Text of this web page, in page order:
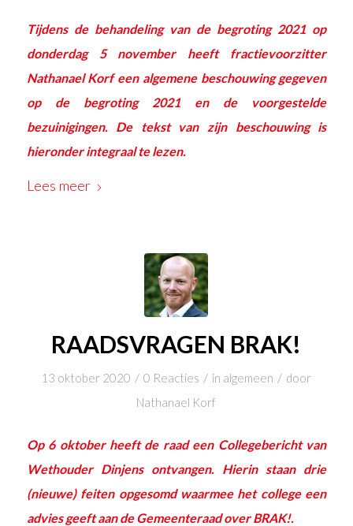
Tijdens de behandeling van de begroting 2021 op
donderdag 5 november heeft fractievoorzitter
Nathanael Korf een algemene beschouwing gegeven
op de begroting 2021 en de voorgestelde
bezuinigingen. De tekst van zijn beschouwing is
hieronder integraal te lezen.
Lees meer
RAADSVRAGEN BRAK!
13 oktober 2020 / 0 Reacties / in algemeen / door
Nathanael Korf
Op 6 oktober heeft de raad een Collegeberichtvan
Wethouder Dinjens ontvangen. Hierin staan drie
(nieuwe) feiten opgesomd waarmee het college een
advies geeft aan de Gemeenteraad over BRAK!.